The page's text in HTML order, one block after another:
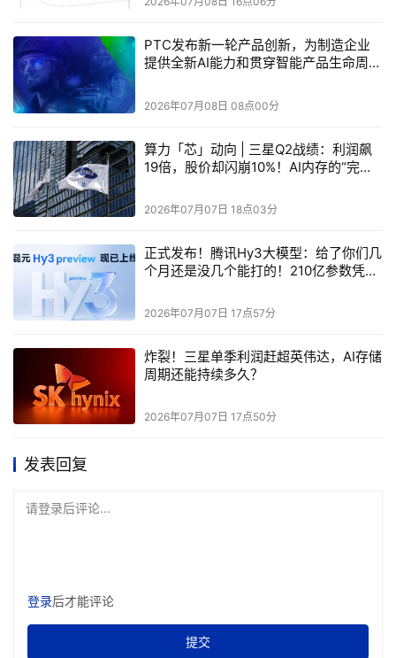
部署，并通过统一用户界面协调配置，提供简单的可视
IBM COBOL Elevate for z/OS旨在简化在IBM z17上
运行的COBOL应用现代化，并优化其性能，帮助客户
的应用中获得更大价值。该功能预计于2026年9月18
日上线。
后量子加密安全（post-quantum cryptography
系统的标准配置，采用后量子加密、机密计算和企业级
机密管理等技术。
旨在简化安全运维，为安全团队提供企业范围内加密态
势的统一视图，并提供端到端可视性，为后量子时代标
准做好准备。
本文来源于DOIT传媒，文章内容仅供参考，不构成投资建议。
PTC发布新一轮产品创新，为制造企业
提供全新AI能力和贯穿智能产品生命周期
2026年07月08日 08点00分
算力「芯」动向 | 三星Q2战绩：利润飙
19倍，股价却闪崩10%！AI内存的“完美
2026年07月07日 18点03分
正式发布！腾讯Hy3大模型：给了你们几
个月还是没几个能打的！210亿参数凭什
2026年07月07日 17点57分
炸裂！三星单季利润赶超英伟达，AI存储
周期还能持续多久？
2026年07月07日 17点50分
发表回复
请登录后评论...
登录后才能评论
提交